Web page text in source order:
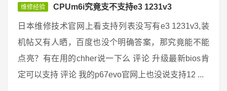
维修经验 CPUm6i究竟支不支持e3 1231v3
日本维修技术官网上看支持列表没写有e3 1231v3,装
机帖又有人晒，百度也没个明确答案，那究竟能不能
点亮？有在用的chher说一下么 评论 升级最新bios肯
定可以支持 评论 我的p67evo官网上也没说支持12 ...